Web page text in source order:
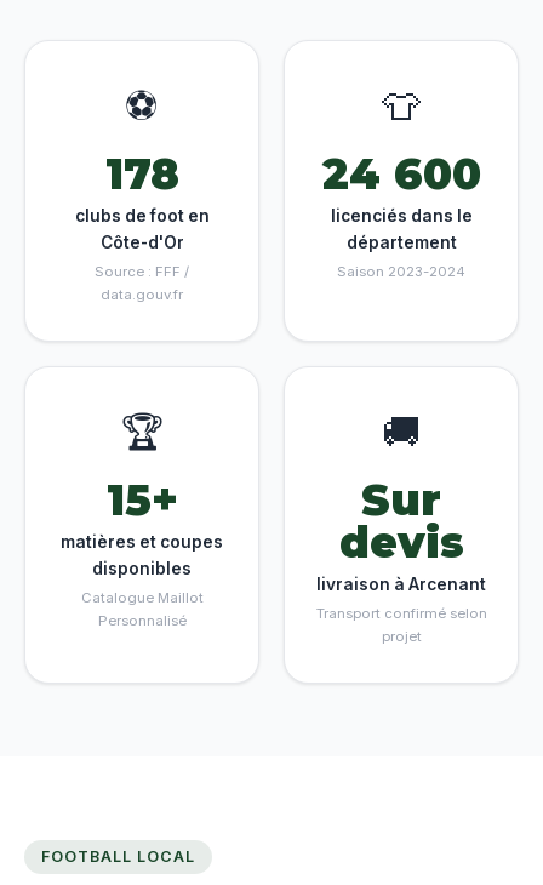
⚽
178
clubs de foot en
Côte-d'Or
Source : FFF /
data.gouv.fr
👕
24 600
licenciés dans le
département
Saison 2023-2024
🏆
15+
matières et coupes
disponibles
Catalogue Maillot
Personnalisé
🚚
Sur
devis
livraison à Arcenant
Transport confirmé selon
projet
FOOTBALL LOCAL